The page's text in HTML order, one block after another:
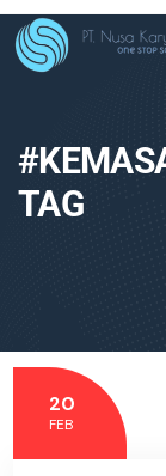
TAG
20
FEB